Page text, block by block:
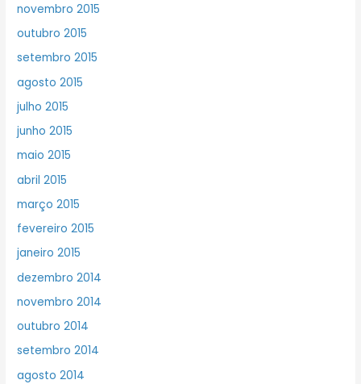
novembro 2015
outubro 2015
setembro 2015
agosto 2015
julho 2015
junho 2015
maio 2015
abril 2015
março 2015
fevereiro 2015
janeiro 2015
dezembro 2014
novembro 2014
outubro 2014
setembro 2014
agosto 2014